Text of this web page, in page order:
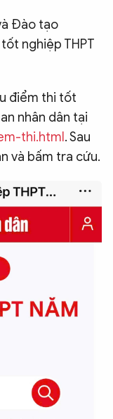
an
Đào tạo
nghiệp THPT
điểm thi tốt
nhân dân tại
thi.html . Sau
và bấm tra cứu.